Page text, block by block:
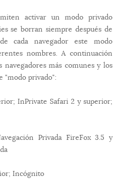
activar un modo privado
se borran siempre después de
cada navegador este modo
nombres. A continuación
más comunes y los
"modo privado":
InPrivate Safari 2 y superior;
Privada FireFox 3.5 y
Incógnito